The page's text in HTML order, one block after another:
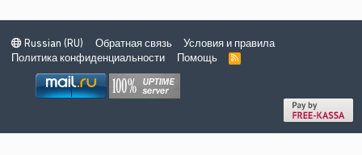
Russian (RU) Обратная связь
Условия и правила
Политика конфиденциальности
Помощь
R
S